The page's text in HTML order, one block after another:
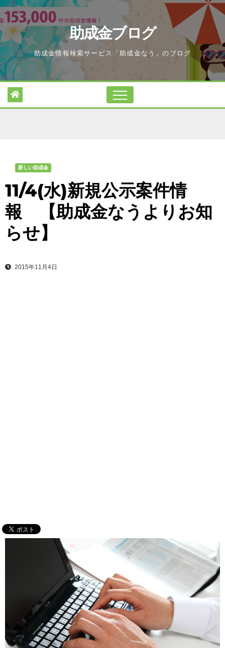
Skip
to
content
助成金ブログ
助成金情報検索サービス「助成金なう」のブログ
新しい助成金
11/4(水)新規公示案件情
報 【助成金なうよりお知
らせ】
2015年11月4日